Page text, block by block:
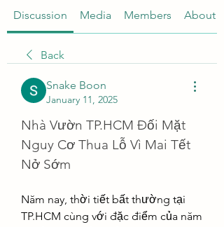
Discussion Media Members About
Back
Snake Boon
January 11, 2025
Nhà Vườn TP.HCM Đối Mặt
Nguy Cơ Thua Lỗ Vì Mai Tết
Nở Sớm
Năm nay, thời tiết bất thường tại
TP.HCM cùng với đặc điểm của năm